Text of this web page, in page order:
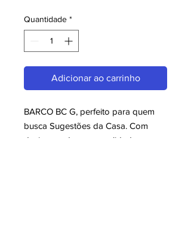
Quantidade *
Adicionar ao carrinho
BARCO BC G, perfeito para quem
busca Sugestões da Casa. Com
design moderno e qualidade